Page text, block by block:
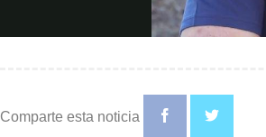
Comparte esta noticia